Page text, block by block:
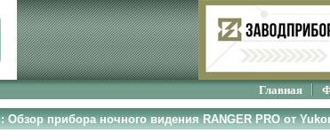
Главная
: Обзор прибора ночного видения RANGER PRO от